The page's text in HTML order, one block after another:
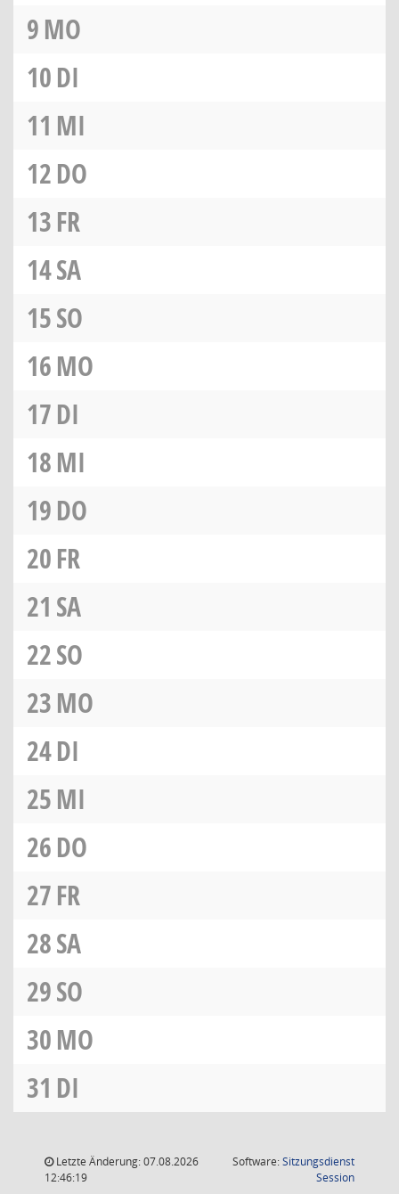
9MO
10DI
11 MI
12DO
13FR
14SA
15SO
16MO
17DI
18MI
19DO
20FR
21 SA
22SO
23MO
24DI
25MI
26DO
27FR
28SA
29SO
30MO
31 DI
Letzte Änderung: 07.08.2026
12:46:19
Software:Sitzungsdienst
Session(Wird in